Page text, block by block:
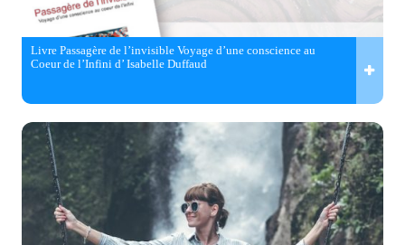
Livre Passagère de l’invisible Voyage d’une conscience au
Coeur de l’Infini d’ Isabelle Duffaud